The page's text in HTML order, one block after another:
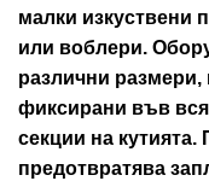
малки изкуствени
или воблери.
различни размери,
фиксирани във
секции на кутията.
предотвратява